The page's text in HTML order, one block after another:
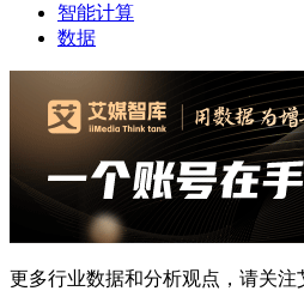
智能计算
数据
更多行业数据和分析观点，请关注